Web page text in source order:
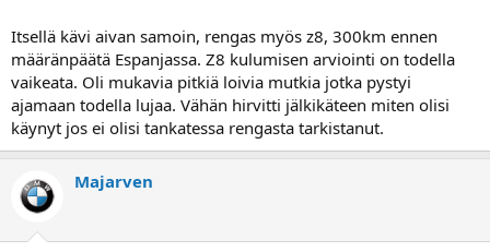
Itsellä kävi aivan samoin, rengas myös z8, 300km ennen
määränpäätä Espanjassa. Z8 kulumisen arviointi on todella
vaikeata. Oli mukavia pitkiä loivia mutkia jotka pystyi
ajamaan todella lujaa. Vähän hirvitti jälkikäteen miten olisi
käynyt jos ei olisi tankatessa rengasta tarkistanut.
Majarven